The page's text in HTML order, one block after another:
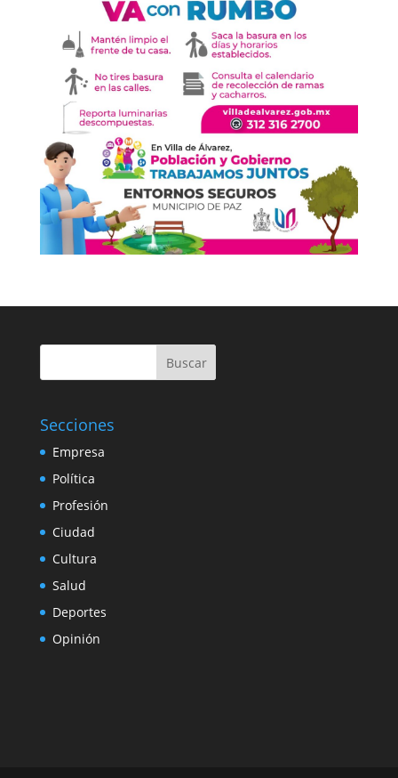
Buscar
Secciones
Empresa
Política
Profesión
Ciudad
Cultura
Salud
Deportes
Opinión